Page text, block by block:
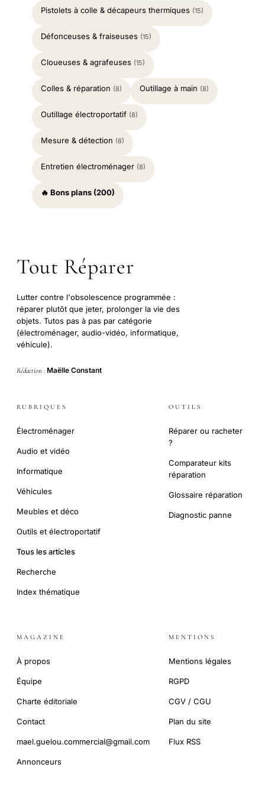
Pistolets à colle & décapeurs thermiques (15)
Défonceuses & fraiseuses (15)
Cloueuses & agrafeuses (15)
Colles & réparation (8) Outillage à main (8)
Outillage électroportatif (8)
Mesure & détection (8)
Entretien électroménager (8)
🔥 Bons plans (200)
Tout Réparer
Lutter contre l'obsolescence programmée :
réparer plutôt que jeter, prolonger la vie des
objets. Tutos pas à pas par catégorie
(électroménager, audio-vidéo, informatique,
véhicule).
Rédaction : Maëlle Constant
RUBRIQUES
Électroménager
Audio et vidéo
Informatique
Véhicules
Meubles et déco
Outils et électroportatif
Tous les articles
Recherche
Index thématique
OUTILS
Réparer ou racheter
?
Comparateur kits
réparation
Glossaire réparation
Diagnostic panne
MAGAZINE
À propos
Équipe
Charte éditoriale
Contact
mael.guelou.commercial@gmail.com
Annonceurs
MENTIONS
Mentions légales
RGPD
CGV / CGU
Plan du site
Flux RSS